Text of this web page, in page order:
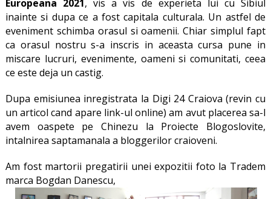
Europeana 2021 , vis a vis de experieta lui cu Sibiul
inainte si dupa ce a fost capitala culturala. Un astfel de
eveniment schimba orasul si oamenii. Chiar simplul fapt
ca orasul nostru s-a inscris in aceasta cursa pune in
miscare lucruri, evenimente, oameni si comunitati, ceea
ce este deja un castig.
Dupa emisiunea inregistrata la Digi 24 Craiova (revin cu
un articol cand apare link-ul online) am avut placerea sa-l
avem oaspete pe Chinezu la Proiecte Blogoslovite,
intalnirea saptamanala a bloggerilor craioveni.
Am fost martorii pregatirii unei expozitii foto la Tradem
marca Bogdan Danescu,